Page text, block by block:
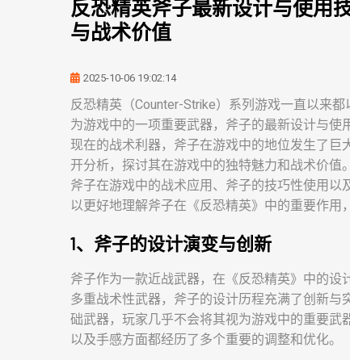
反恐精英斧子最新设计与使用
与战术价值
2025-10-06 19:02:14
反恐精英（Counter-Strike）系列游戏一直以来
为游戏中的一项重要武器，斧子的最新设计与
现在的战术利器，斧子在游戏中的地位发生了
开分析，探讨其在游戏中的独特魅力和战术价值
斧子在游戏中的战术应用、斧子的技巧性使用
以更好地理解斧子在《反恐精英》中的重要作用
1、斧子的设计演变与创新
斧子作为一款近战武器，在《反恐精英》中的
多重战术性武器，斧子的设计历程充满了创新
础武器，玩家几乎不会将其视为游戏中的重要
以及手感方面都经历了多个重要的调整和优化。